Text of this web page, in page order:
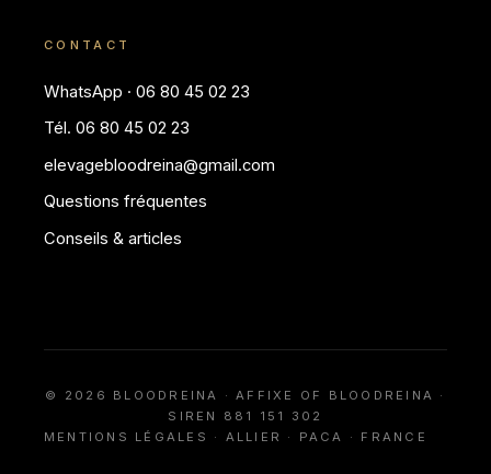
CONTACT
WhatsApp · 06 80 45 02 23
Tél. 06 80 45 02 23
elevagebloodreina@gmail.com
Questions fréquentes
Conseils & articles
© 2026 BLOODREINA · AFFIXE OF BLOODREINA ·
SIREN 881 151 302
MENTIONS LÉGALES
· ALLIER · PACA · FRANCE